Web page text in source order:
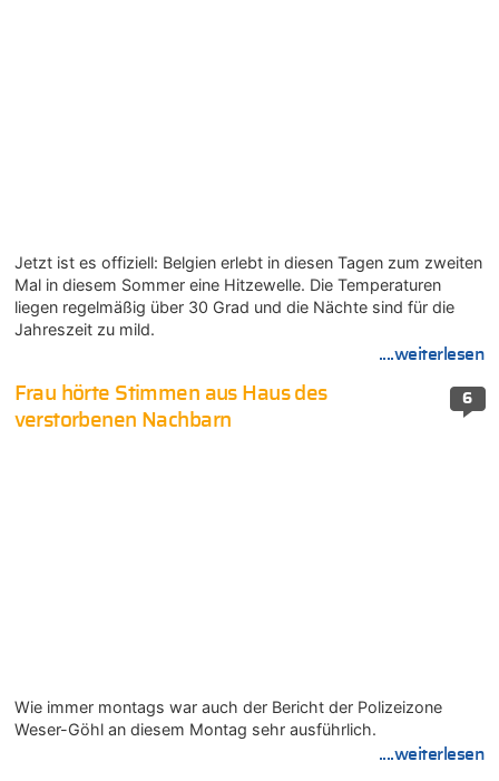
Jetzt ist es offiziell: Belgien erlebt in diesen Tagen zum zweiten
Mal in diesem Sommer eine Hitzewelle. Die Temperaturen
liegen regelmäßig über 30 Grad und die Nächte sind für die
Jahreszeit zu mild.
....weiterlesen
6
Frau hörte Stimmen aus Haus des
verstorbenen Nachbarn
Wie immer montags war auch der Bericht der Polizeizone
Weser-Göhl an diesem Montag sehr ausführlich.
....weiterlesen